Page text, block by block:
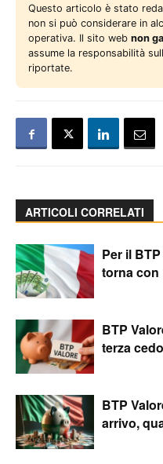
Questo articolo è stato
non si può considerare in
operativa. Il sito web non
assume la responsabilità
riportate.
ARTICOLI CORRELATI
Per il
torna con
BTP
terza
BTP
arrivo,